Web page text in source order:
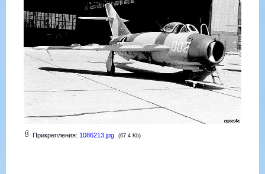
Прикрепления: 1086213.jpg (67.4 Kb)